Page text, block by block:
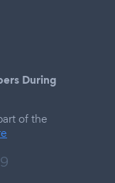
During
of the